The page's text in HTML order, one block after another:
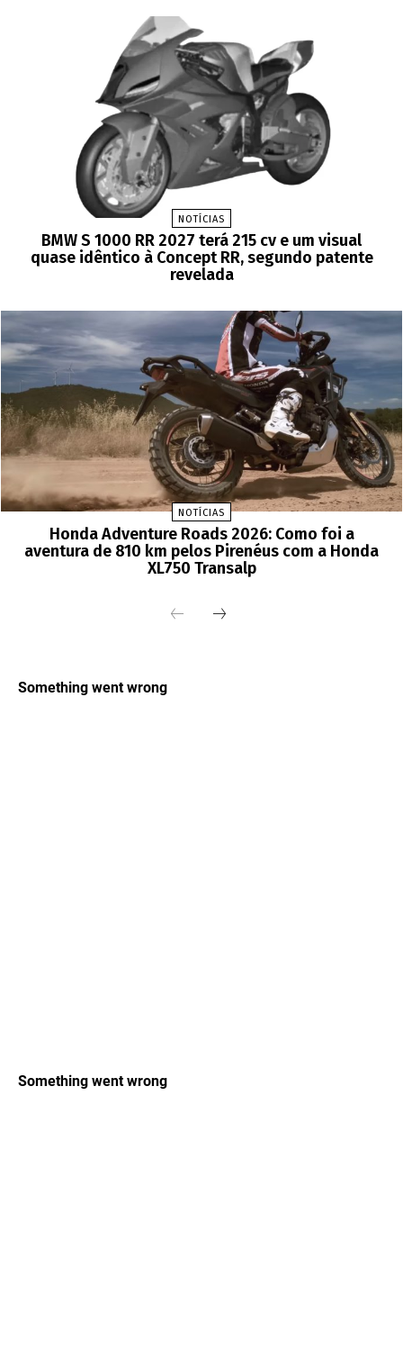
NOTÍCIAS
BMW S 1000 RR 2027 terá 215 cv e um visual
quase idêntico à Concept RR, segundo patente
revelada
NOTÍCIAS
Honda Adventure Roads 2026: Como foi a
aventura de 810 km pelos Pirenéus com a Honda
XL750 Transalp